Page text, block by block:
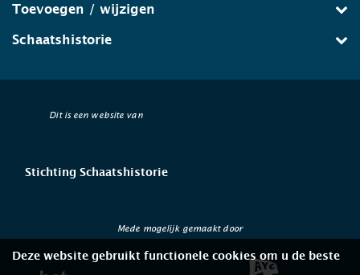
Toevoegen / wijzigen
Schaatshistorie
Dit is een website van
Stichting Schaatshistorie
Mede mogelijk gemaakt door
Deze website gebruikt functionele cookies om u de beste